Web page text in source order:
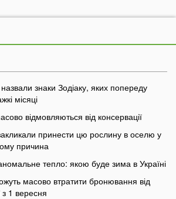
знаки Зодіаку, яких попереду
місяці
відмовляються від консервації
принести цю рослину в оселю у
причина
тепло: якою буде зима в Україні
масово втратити бронювання від
з 1 вересня